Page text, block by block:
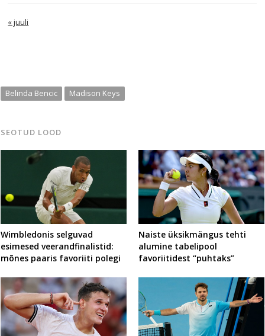
« juuli
Belinda Bencic Madison Keys
SEOTUD LOOD
Wimbledonis selguvad
esimesed veerandfinalistid:
mõnes paaris favoriiti polegi
Naiste üksikmängus tehti
alumine tabelipool
favoriitidest “puhtaks”